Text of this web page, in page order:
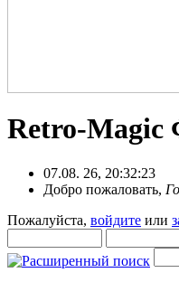
Retro-Magic
07.08. 26, 20:32:23
Добро пожаловать,
Пожалуйста, войдите или